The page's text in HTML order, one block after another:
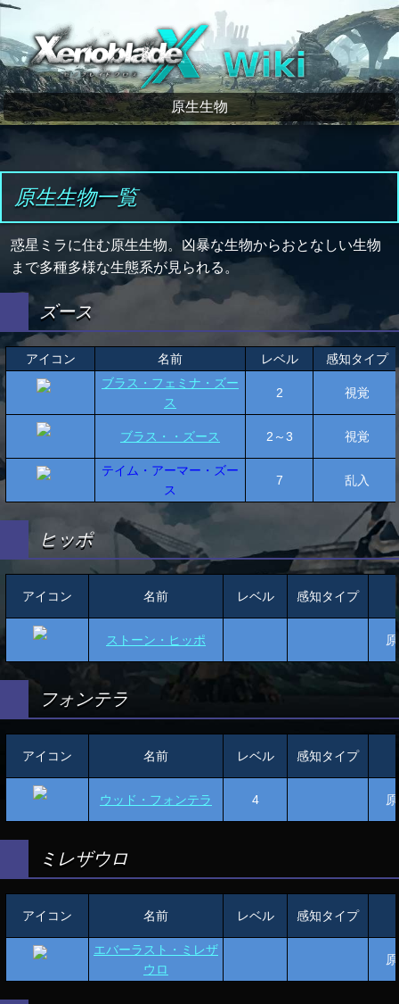
ゼノブレイドクロス wiki
原生生物
原生生物一覧
惑星ミラに住む原生生物。凶暴な生物からおとなしい生物
まで多種多様な生態系が見られる。
ズース
アイコン 名前 レベル
感知タイプ
ブラス・フェミナ・ズー
ス
2 視覚
ブラス・・ズース 2～3 視覚
テイム・アーマー・ズー
ス
7 乱入
ヒッポ
アイコン 名前 レベル 感知タイプ
ストーン・ヒッポ
フォンテラ
アイコン 名前 レベル 感知タイプ
ウッド・フォンテラ 4
ミレザウロ
アイコン 名前 レベル 感知タイプ
エバーラスト・ミレザ
ウロ